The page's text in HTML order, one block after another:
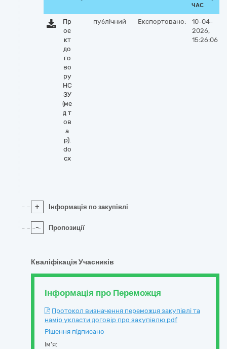
ЧАС
Пр
оє
кт
до
го
во
ру
НС
ЗУ
(ме
д т
ов
а
р).
do
cx
публічний Експортовано:
10-04-
2026,
15:26:06
+ Інформація по закупівлі
- Пропозиції
Кваліфікація Учасників
Інформація про Переможця
Протокол визначення переможця закупівлі та
намір укласти договір про закупівлю.pdf
Рішення підписано
Ім'я: